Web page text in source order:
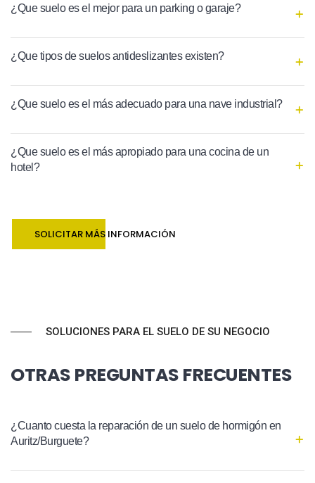
¿Que suelo es el mejor para un parking o garaje?
¿Que tipos de suelos antideslizantes existen?
¿Que suelo es el más adecuado para una nave industrial?
¿Que suelo es el más apropiado para una cocina de un
hotel?
SOLICITAR MÁS INFORMACIÓN
SOLUCIONES PARA EL SUELO DE SU NEGOCIO
OTRAS PREGUNTAS FRECUENTES
¿Cuanto cuesta la reparación de un suelo de hormigón en
Auritz/Burguete?